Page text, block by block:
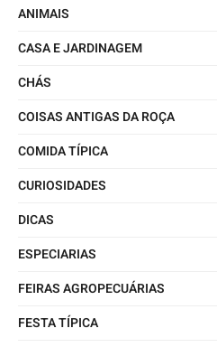
ANIMAIS
CASA E JARDINAGEM
CHÁS
COISAS ANTIGAS DA ROÇA
COMIDA TÍPICA
CURIOSIDADES
DICAS
ESPECIARIAS
FEIRAS AGROPECUÁRIAS
FESTA TÍPICA